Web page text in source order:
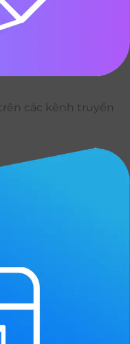
các kênh truyền